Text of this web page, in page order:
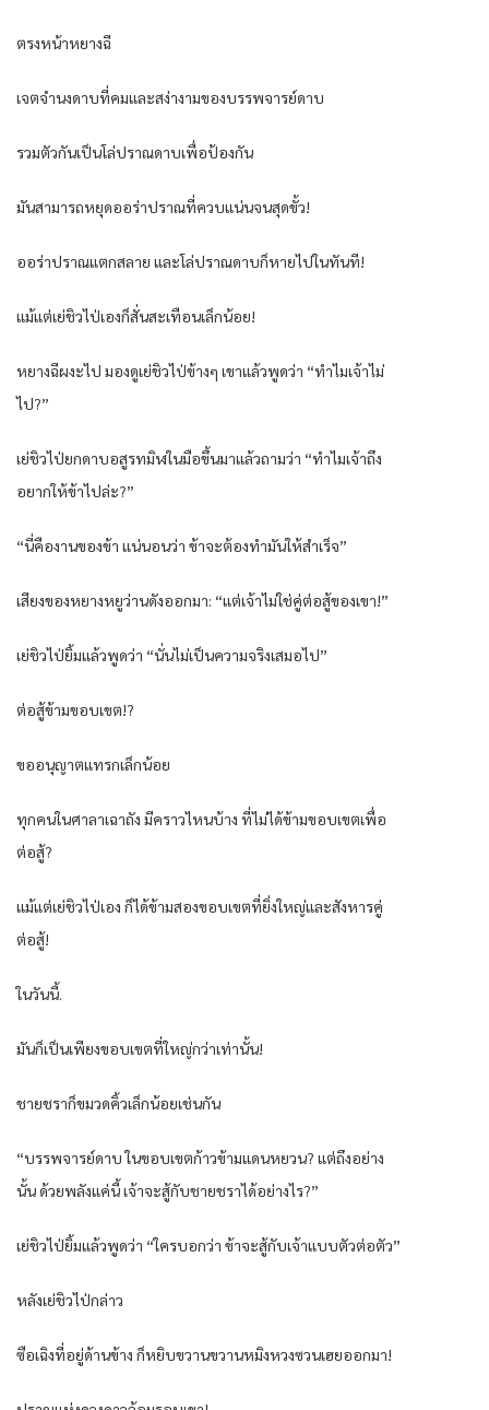
ตรงหน้าหยางฉี
เจตจำนงดาบที่คมและสง่างามของบรรพจารย์ดาบ
รวมตัวกันเป็นโล่ปราณดาบเพื่อป้องกัน
มันสามารถหยุดออร่าปราณที่ควบแน่นจนสุดขั้ว!
ออร่าปราณแตกสลาย และโล่ปราณดาบก็หายไปในทันที!
แม้แต่เย่ชิวไป่เองก็สั่นสะเทือนเล็กน้อย!
หยางฉีผงะไป มองดูเย่ชิวไป่ข้างๆ เขาแล้วพูดว่า “ทำไมเจ้าไม่
ไป?”
เย่ชิวไป่ยกดาบอสูรทมิฬในมือขึ้นมาแล้วถามว่า “ทำไมเจ้าถึง
อยากให้ข้าไปล่ะ?”
“นี่คืองานของข้า แน่นอนว่า ข้าจะต้องทำมันให้สำเร็จ”
เสียงของหยางหยูว่านดังออกมา: “แต่เจ้าไม่ใช่คู่ต่อสู้ของเขา!”
เย่ชิวไป่ยิ้มแล้วพูดว่า “นั่นไม่เป็นความจริงเสมอไป”
ต่อสู้ข้ามขอบเขต!?
ขออนุญาตแทรกเล็กน้อย
ทุกคนในศาลาเฉาถัง มีคราวไหนบ้าง ที่ไม่ได้ข้ามขอบเขตเพื่อ
ต่อสู้?
แม้แต่เย่ชิวไป่เอง ก็ได้ข้ามสองขอบเขตที่ยิ่งใหญ่และสังหารคู่
ต่อสู้!
ในวันนี้.
มันก็เป็นเพียงขอบเขตที่ใหญ่กว่าเท่านั้น!
ชายชราก็ขมวดคิ้วเล็กน้อยเช่นกัน
“บรรพจารย์ดาบ ในขอบเขตก้าวข้ามแดนหยวน? แต่ถึงอย่าง
นั้น ด้วยพลังแค่นี้ เจ้าจะสู้กับชายชราได้อย่างไร?”
เย่ชิวไป่ยิ้มแล้วพูดว่า “ใครบอกว่า ข้าจะสู้กับเจ้าแบบตัวต่อตัว”
หลังเย่ชิวไป่กล่าว
ซือเฉิงที่อยู่ด้านข้าง ก็หยิบขวานขวานหมิงหวงซวนเฮยออกมา!